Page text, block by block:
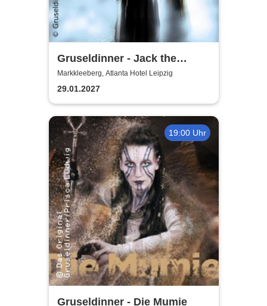
Gruseldinner - Jack the
Ripper
Markkleeberg, Atlanta Hotel Leipzig
29.01.2027
19:00 Uhr
Gruseldinner - Die Mumie